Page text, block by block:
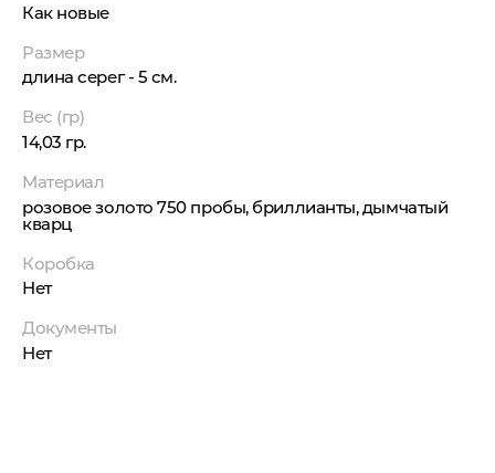
Как новые
Размер
длина серег - 5 см.
Вес (гр)
14,03 гр.
Материал
розовое золото 750 пробы, бриллианты, дымчатый
кварц
Коробка
Нет
Документы
Нет